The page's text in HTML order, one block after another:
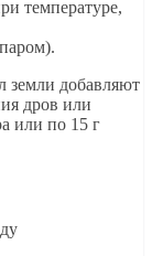
температуре,
земли добавляют
дров или
или по 15 г